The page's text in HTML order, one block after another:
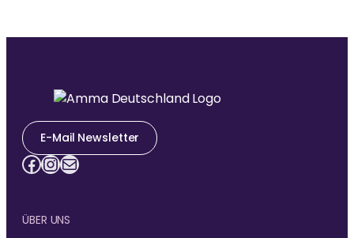
E-Mail Newsletter
Facebook InstagramE-Mail
ÜBER UNS